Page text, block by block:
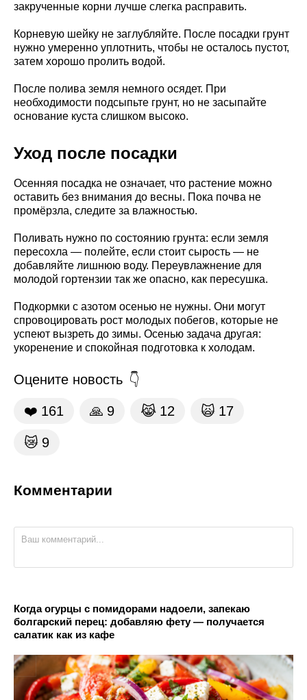
закрученные корни лучше слегка расправить.
Корневую шейку не заглубляйте. После посадки грунт
нужно умеренно уплотнить, чтобы не осталось пустот,
затем хорошо пролить водой.
После полива земля немного осядет. При
необходимости подсыпьте грунт, но не засыпайте
основание куста слишком высоко.
Уход после посадки
Осенняя посадка не означает, что растение можно
оставить без внимания до весны. Пока почва не
промёрзла, следите за влажностью.
Поливать нужно по состоянию грунта: если земля
пересохла — полейте, если стоит сырость — не
добавляйте лишнюю воду. Переувлажнение для
молодой гортензии так же опасно, как пересушка.
Подкормки с азотом осенью не нужны. Они могут
спровоцировать рост молодых побегов, которые не
успеют вызреть до зимы. Осенью задача другая:
укоренение и спокойная подготовка к холодам.
Оцените новость
❤️ 161 🙏 9 😹 12 🙀 17
😿 9
Комментарии
Когда огурцы с помидорами надоели, запекаю
болгарский перец: добавляю фету — получается
салатик как из кафе